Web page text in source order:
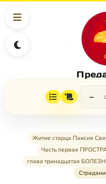
−
Житие старца Паисия
Часть первая
глава тринадцатая